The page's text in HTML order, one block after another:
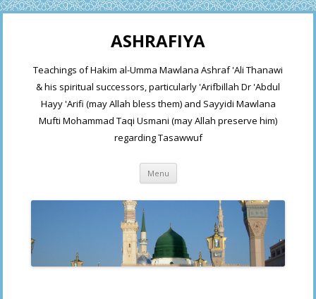
ASHRAFIYA
Teachings of Hakim al-Umma Mawlana Ashraf 'Ali Thanawi
& his spiritual successors, particularly 'Arifbillah Dr 'Abdul
Hayy 'Arifi (may Allah bless them) and Sayyidi Mawlana
Mufti Mohammad Taqi Usmani (may Allah preserve him)
regarding Tasawwuf
Menu Skip
content